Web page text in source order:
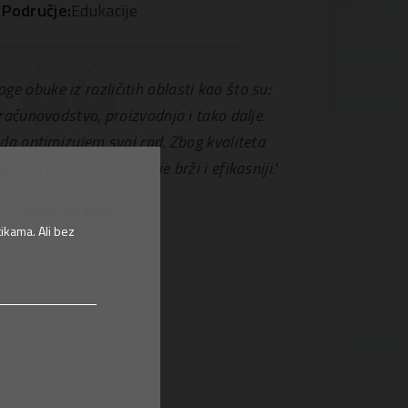
Područje:Edukacije
obuke iz različitih oblasti kao što su:
proizvodnja i tako dalje.
optimizujem svoj rad. Zbog kvaliteta
primera moj rad je brži i efikasniji."
| BIOVIS d.o.o.
Ali bez